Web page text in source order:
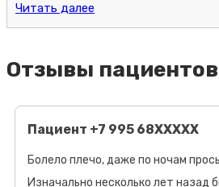
Читать далее
Отзывы
Пациент +7 995 68XXXXX
Болело плечо, даже по ночам
Изначально несколько лет назад